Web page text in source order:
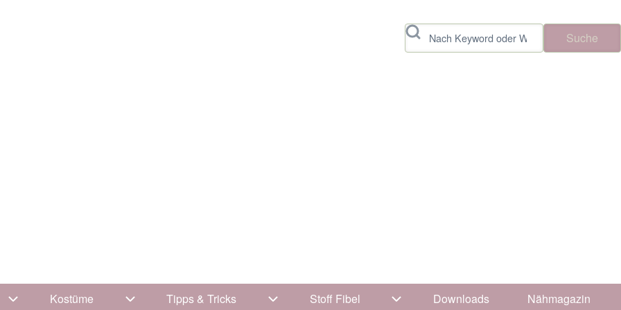
Suche
Unternavigation von Kleidung
Kostüme Unternavigation von Kostüme
Tipps & Tricks Unternavigation von Tipps & Tricks
Stoff Fibel Unternavigation von Stoff Fibel
Downloads Nähmagazin